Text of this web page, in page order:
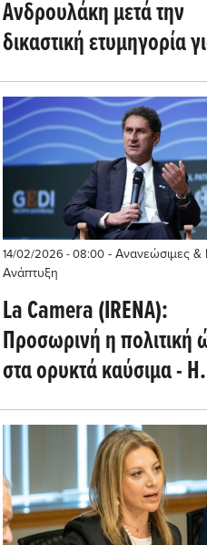
Ανδρουλάκη μετά την
δικαστική ετυμηγορία
υποκλοπές
14/02/2026 - 08:00- Ανανεώσιμες &
Ανάπτυξη
La Camera (IRENA):
Προσωρινή η πολιτική
στα ορυκτά καύσιμα - Η
ηλεκτροδότηση από
αδιαμφισβήτητη